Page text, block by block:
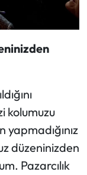
kolumuzu
yapmadığınız
düzeninizden
Pazarcılık